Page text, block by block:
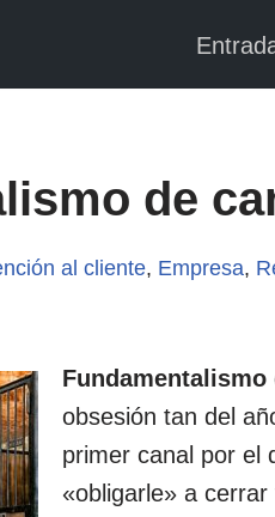
de
al cliente, Empresa,
Fundamentalismo
obsesión tan del
primer canal por el
«obligarle» a